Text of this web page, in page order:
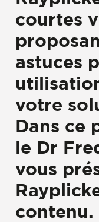
courtes
astuces
votre
Dans ce
le Dr
vous
contenu.